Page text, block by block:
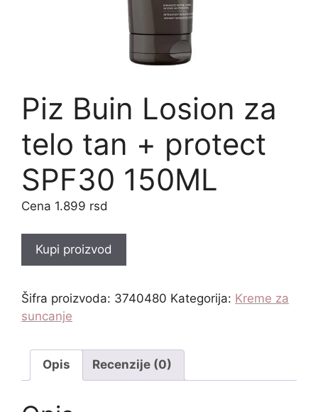
Piz Buin Losion za
telo tan + protect
SPF30 150ML
1.899 rsd
Kupi proizvod
Šifra proizvoda: 3740480 Kategorija: Kreme za
suncanje
Opis Recenzije (0)